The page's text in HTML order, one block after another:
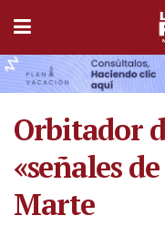
Orbitador
«señales
Marte